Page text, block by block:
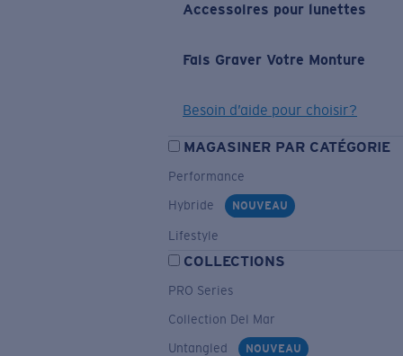
Accessoires pour lunettes
Fais Graver Votre Monture
Besoin d’aide pour choisir?
MAGASINER PAR CATÉGORIE
Performance
Hybride
NOUVEAU
Lifestyle
COLLECTIONS
PRO Series
Collection Del Mar
Untangled
NOUVEAU